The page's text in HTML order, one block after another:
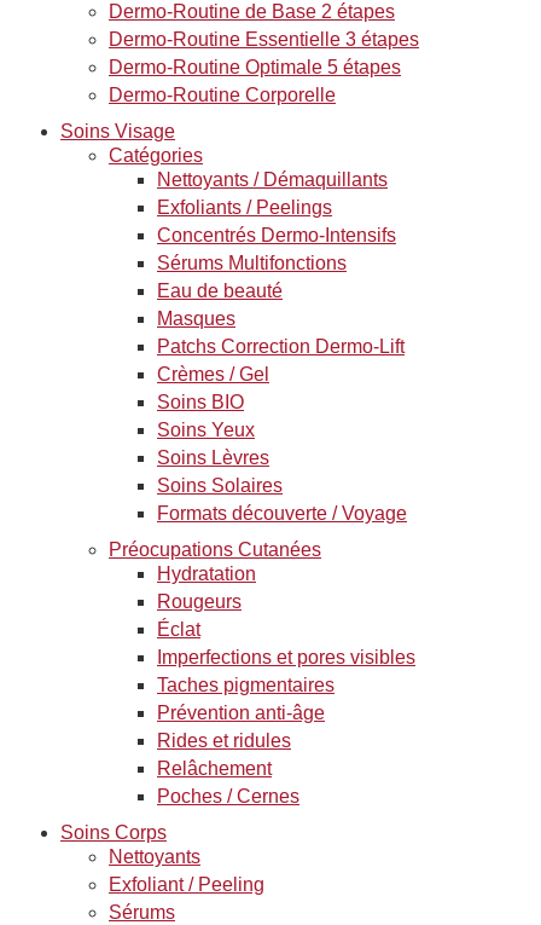
Dermo-Routine de Base 2 étapes
Dermo-Routine Essentielle 3 étapes
Dermo-Routine Optimale 5 étapes
Dermo-Routine Corporelle
Soins Visage
Catégories
Nettoyants / Démaquillants
Exfoliants / Peelings
Concentrés Dermo-Intensifs
Sérums Multifonctions
Eau de beauté
Masques
Patchs Correction Dermo-Lift
Crèmes / Gel
Soins BIO
Soins Yeux
Soins Lèvres
Soins Solaires
Formats découverte / Voyage
Préocupations Cutanées
Hydratation
Rougeurs
Éclat
Imperfections et pores visibles
Taches pigmentaires
Prévention anti-âge
Rides et ridules
Relâchement
Poches / Cernes
Soins Corps
Nettoyants
Exfoliant / Peeling
Sérums